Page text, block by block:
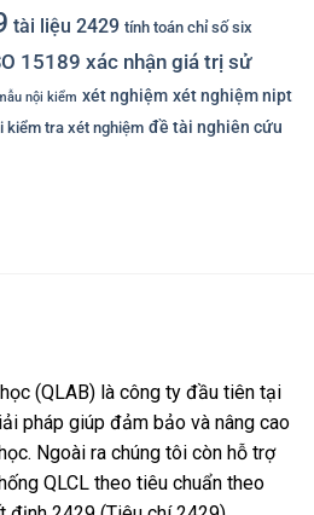
tài liệu 2429 tính toán chỉ số six
15189 xác nhận giá trị sử
nội kiểm xét nghiệm xét nghiệm nipt
kiểm tra xét nghiệm đề tài nghiên cứu
(QLAB) là công ty đầu tiên tại
pháp giúp đảm bảo và nâng cao
Ngoài ra chúng tôi còn hỗ trợ
QLCL theo tiêu chuẩn theo